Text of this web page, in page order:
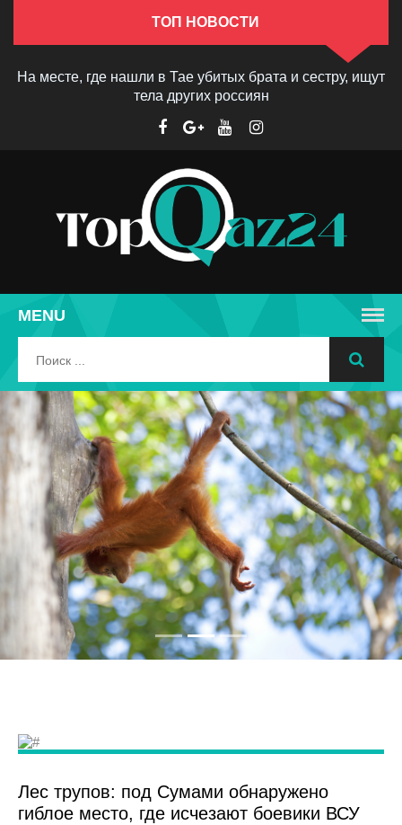
ТОП НОВОСТИ
На месте, где нашли в Тае убитых брата и сестру, ищут
тела других россиян
MENU
Лес трупов: под Сумами обнаружено
гиблое место, где исчезают боевики ВСУ